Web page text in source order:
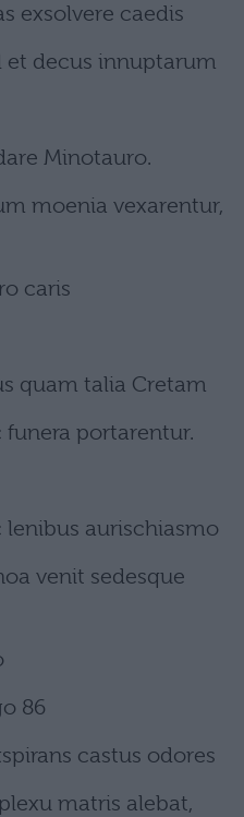
exsolvere caedis
et decus innuptarum
Minotauro.
moenia vexarentur,
caris
quam talia Cretam
portarentur.
aurischiasmo
venit sedesque
86
castus odores
matris alebat,